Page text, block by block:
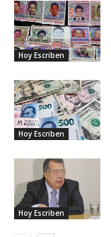
Hoy Escriben
Hoy Escriben
Hoy Escriben